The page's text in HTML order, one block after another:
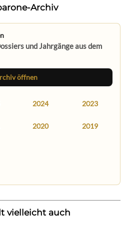
Archiv
und Jahrgänge aus dem
öffnen
2024 2023
2020 2019
vielleicht auch